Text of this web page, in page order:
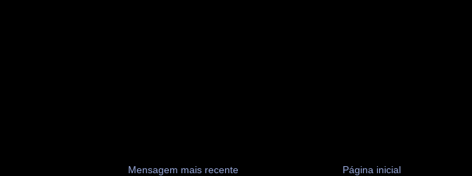
Mensagem mais recente Página inicial